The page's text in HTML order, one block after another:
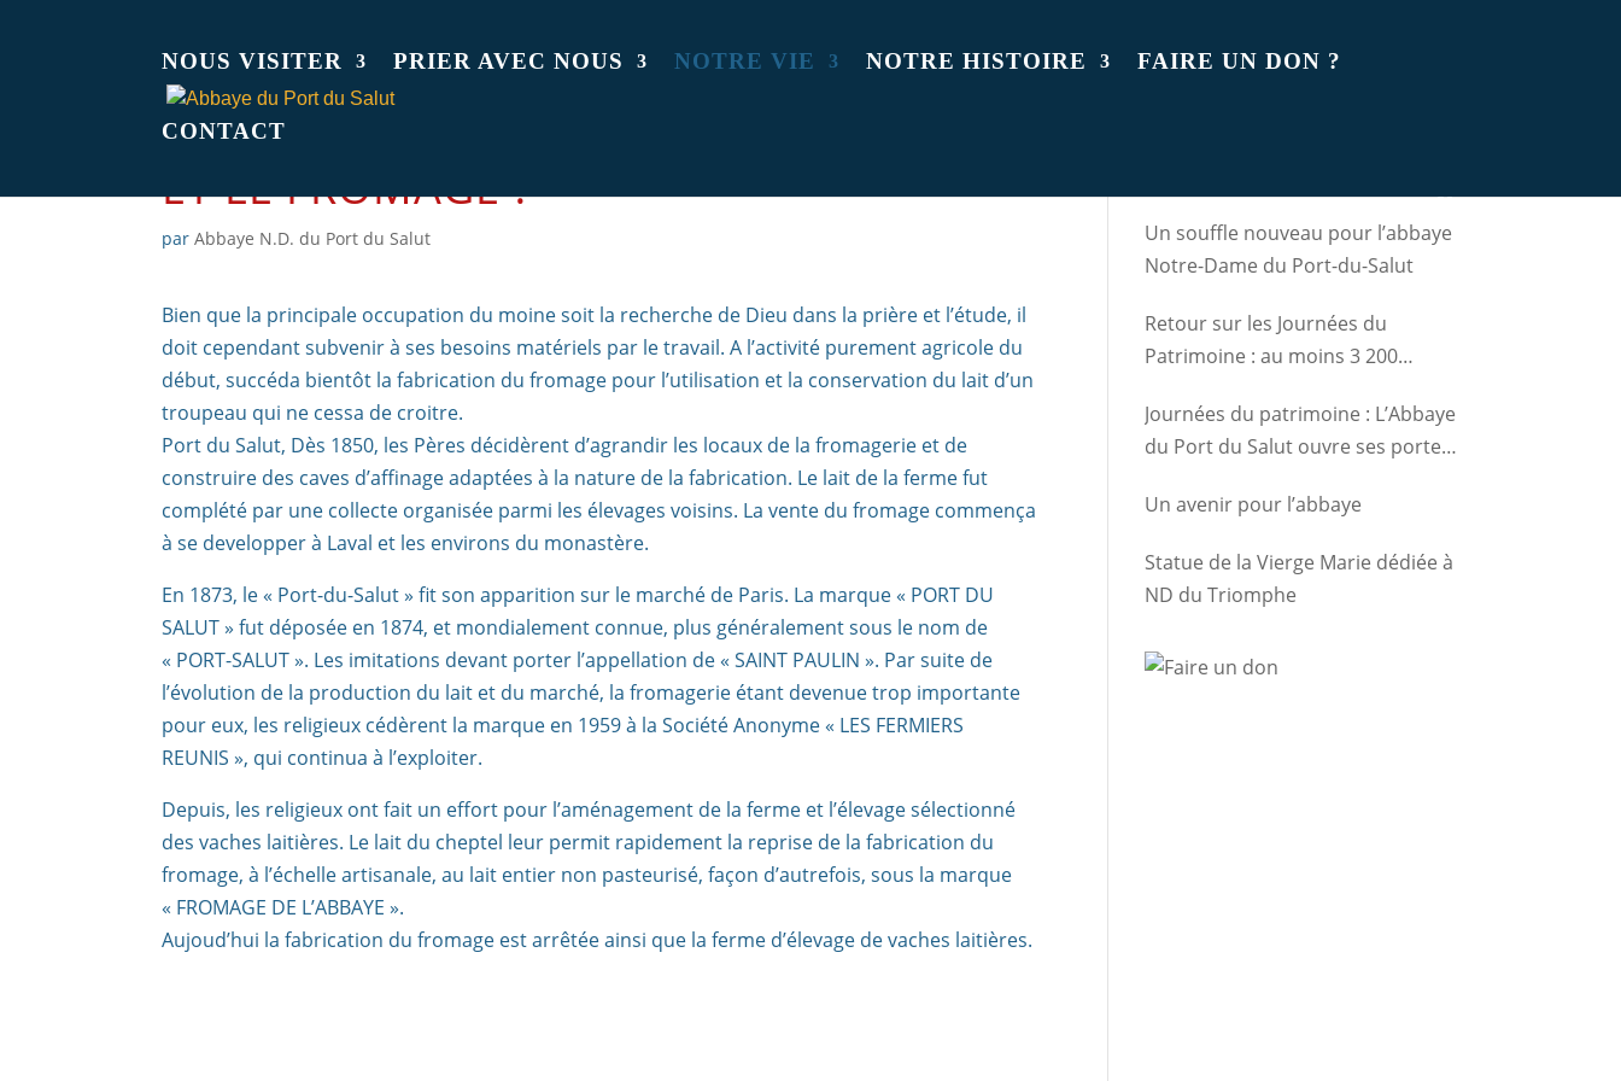
NOUS VISITER PRIER AVEC NOUS NOTRE VIE NOTRE HISTOIRE FAIRE UN DON ?
CONTACT
ET LE FROMAGE ?
parAbbaye N.D. du Port du Salut
Bien que la principale occupation du moine soit la recherche de Dieu dans la prière et l’étude, il
doit cependant subvenir à ses besoins matériels par le travail. A l’activité purement agricole du
début, succéda bientôt la fabrication du fromage pour l’utilisation et la conservation du lait d’un
troupeau qui ne cessa de croitre.
Port du Salut, Dès 1850, les Pères décidèrent d’agrandir les locaux de la fromagerie et de
construire des caves d’affinage adaptées à la nature de la fabrication. Le lait de la ferme fut
complété par une collecte organisée parmi les élevages voisins. La vente du fromage commença
à se developper à Laval et les environs du monastère.
En 1873, le « Port-du-Salut » fit son apparition sur le marché de Paris. La marque « PORT DU
SALUT » fut déposée en 1874, et mondialement connue, plus généralement sous le nom de
« PORT-SALUT ». Les imitations devant porter l’appellation de « SAINT PAULIN ». Par suite de
l’évolution de la production du lait et du marché, la fromagerie étant devenue trop importante
pour eux, les religieux cédèrent la marque en 1959 à la Société Anonyme « LES FERMIERS
REUNIS », qui continua à l’exploiter.
Depuis, les religieux ont fait un effort pour l’aménagement de la ferme et l’élevage sélectionné
des vaches laitières. Le lait du cheptel leur permit rapidement la reprise de la fabrication du
fromage, à l’échelle artisanale, au lait entier non pasteurisé, façon d’autrefois, sous la marque
« FROMAGE DE L’ABBAYE ».
Aujoud’hui la fabrication du fromage est arrêtée ainsi que la ferme d’élevage de vaches laitières.
Un souffle nouveau pour l’abbaye
Notre-Dame du Port-du-Salut
Retour sur les Journées du
Patrimoine : au moins 3 200
Journées du patrimoine : L’Abbaye
du Port du Salut ouvre ses portes
Un avenir pour l’abbaye
Statue de la Vierge Marie dédiée à
ND du Triomphe